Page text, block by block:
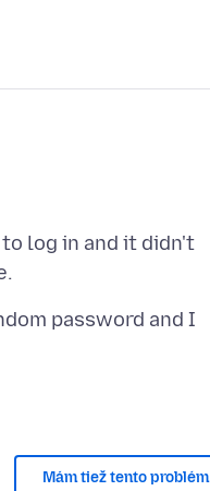
log in and it didn't
password and I
Mám tiež tento problém